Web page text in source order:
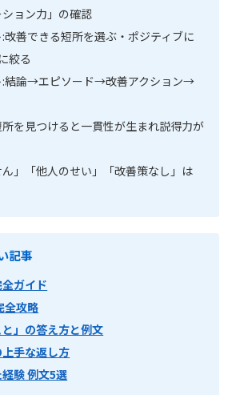
ョン力」の確認
改善できる短所を選ぶ・ポジティブに
絞る
:結論→エピソード→改善アクション→
を見つけると一貫性が生まれ説得力が
ん」「他人のせい」「改善策なし」は
記事
ガイド
全攻略
」の答え方と例文
手な返し方
験 例文5選